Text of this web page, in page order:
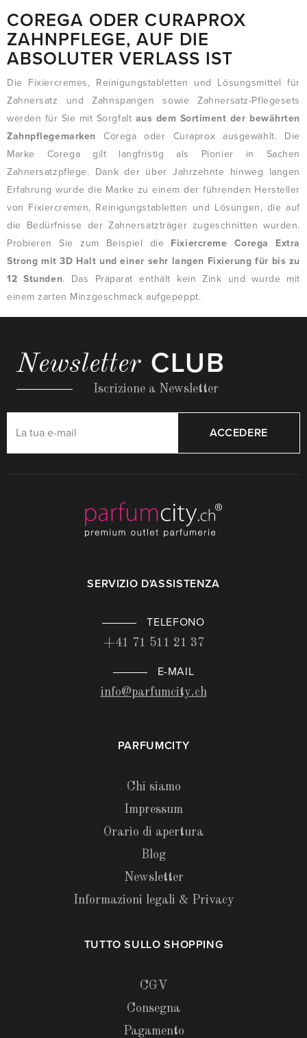
COREGA ODER CURAPROX
ZAHNPFLEGE, AUF DIE
ABSOLUTER VERLASS IST
Die Fixiercremes, Reinigungstabletten und Lösungsmittel für
Zahnersatz und Zahnspangen sowie Zahnersatz-Pflegesets
werden für Sie mit Sorgfalt aus dem Sortiment der bewährten
Zahnpflegemarken Corega oder Curaprox ausgewählt. Die
Marke Corega gilt langfristig als Pionier in Sachen
Zahnersatzpflege. Dank der über Jahrzehnte hinweg langen
Erfahrung wurde die Marke zu einem der führenden Hersteller
von Fixiercremen, Reinigungstabletten und Lösungen, die auf
die Bedürfnisse der Zahnersatzträger zugeschnitten wurden.
Probieren Sie zum Beispiel die Fixiercreme Corega Extra
Strong mit 3D Halt und einer sehr langen Fixierung für bis zu
12 Stunden. Das Präparat enthält kein Zink und wurde mit
einem zarten Minzgeschmack aufgepeppt.
Newsletter CLUB
Iscrizione a Newsletter
ACCEDERE
SERVIZIO D'ASSISTENZA
TELEFONO
+41 71 511 21 37
E-MAIL
info@parfumcity.ch
PARFUMCITY
Chi siamo
Impressum
Orario di apertura
Blog
Newsletter
Informazioni legali & Privacy
TUTTO SULLO SHOPPING
CGV
Consegna
Pagamento